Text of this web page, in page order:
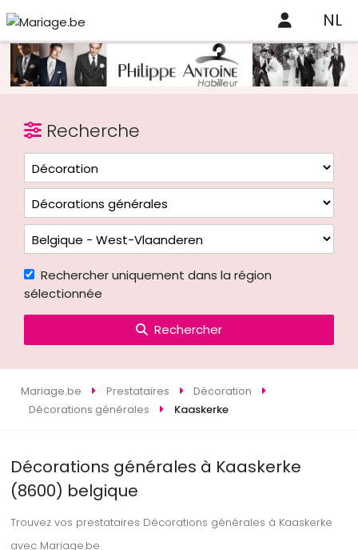
NL
Recherche
Rechercher uniquement dans la région
sélectionnée
Rechercher
Mariage.be Prestataires
Décoration
Décorations générales
Kaaskerke
Décorations générales à Kaaskerke
(8600) belgique
Trouvez vos prestataires Décorations générales à Kaaskerke
avec Mariage.be